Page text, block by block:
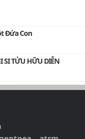
Đứa Con
SI TỬU HỮU DIỄN